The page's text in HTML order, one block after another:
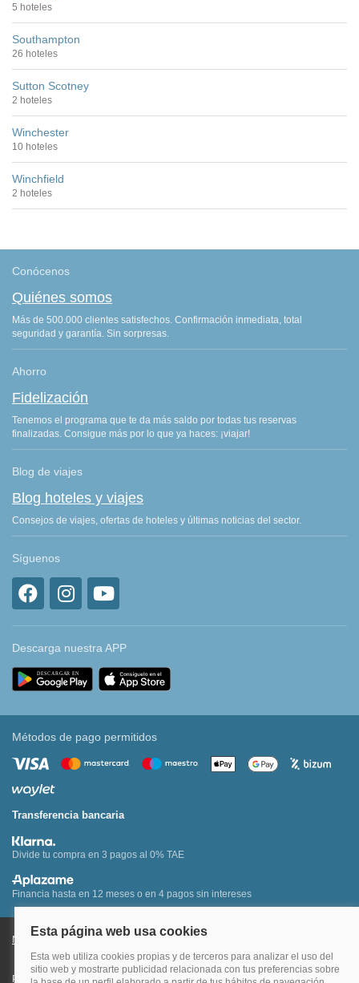
5 hoteles
Southampton
26 hoteles
Sutton Scotney
2 hoteles
Winchester
10 hoteles
Winchfield
2 hoteles
Conócenos
Quiénes somos
Más de 500.000 clientes satisfechos. Confirmación inmediata, total
seguridad y garantía. Sin sorpresas.
Ahorro
Fidelización
Tenemos el programa que te da más saldo por todas tus reservas
finalizadas. Consigue más por lo que ya haces: ¡viajar!
Blog de viajes
Blog hoteles y viajes
Consejos de viajes, ofertas de hoteles y últimas noticias del sector.
Síguenos
Descarga nuestra APP
Métodos de pago permitidos
Transferencia bancaria
Divide tu compra en 3 pagos al 0% TAE
Financia hasta en 12 meses o en 4 pagos sin intereses
Nota legal y condiciones de uso de la página web
Política de Privacidad Condiciones Generales de Contratación